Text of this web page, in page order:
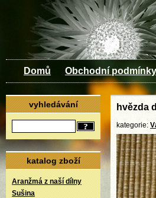
Domů Obchodní podmínky
vyhledávání
katalog zboží
Aranžmá z naší dílny
Sušina
hvězda
kategorie: